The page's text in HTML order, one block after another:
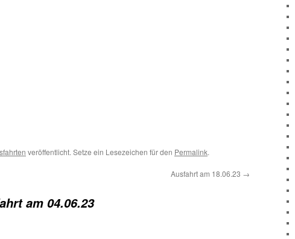
veröffentlicht. Setze ein Lesezeichen für den Permalink.
Ausfahrt am 18.06.23 →
am 04.06.23